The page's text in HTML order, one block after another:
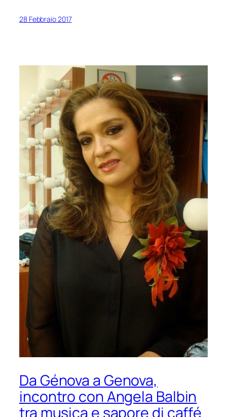
28 Febbraio 2017
Da Génova a Genova,
incontro con Angela Balbin
tra musica e sapore di caffé